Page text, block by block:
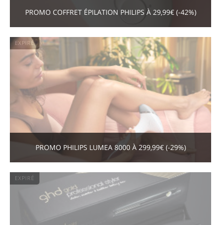
PROMO COFFRET ÉPILATION PHILIPS À 29,99€ (-42%)
EXPIRÉ
PROMO PHILIPS LUMEA 8000 À 299,99€ (-29%)
EXPIRÉ